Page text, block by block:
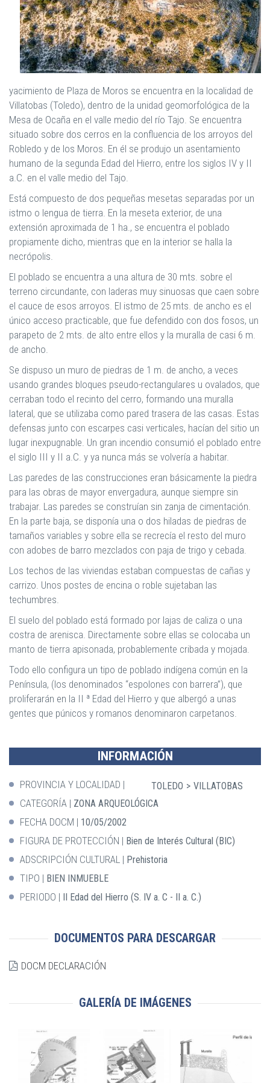
yacimiento de Plaza de Moros se encuentra en la localidad de
Villatobas (Toledo), dentro de la unidad geomorfológica de la
Mesa de Ocaña en el valle medio del río Tajo. Se encuentra
situado sobre dos cerros en la confluencia de los arroyos del
Robledo y de los Moros. En él se produjo un asentamiento
humano de la segunda Edad del Hierro, entre los siglos IV y II
a.C. en el valle medio del Tajo.
Está compuesto de dos pequeñas mesetas separadas por un
istmo o lengua de tierra. En la meseta exterior, de una
extensión aproximada de 1 ha., se encuentra el poblado
propiamente dicho, mientras que en la interior se halla la
necrópolis.
El poblado se encuentra a una altura de 30 mts. sobre el
terreno circundante, con laderas muy sinuosas que caen sobre
el cauce de esos arroyos. El istmo de 25 mts. de ancho es el
único acceso practicable, que fue defendido con dos fosos, un
parapeto de 2 mts. de alto entre ellos y la muralla de casi 6 m.
de ancho.
Se dispuso un muro de piedras de 1 m. de ancho, a veces
usando grandes bloques pseudo-rectangulares u ovalados, que
cerraban todo el recinto del cerro, formando una muralla
lateral, que se utilizaba como pared trasera de las casas. Estas
defensas junto con escarpes casi verticales, hacían del sitio un
lugar inexpugnable. Un gran incendio consumió el poblado entre
el siglo III y II a.C. y ya nunca más se volvería a habitar.
Las paredes de las construcciones eran básicamente la piedra
para las obras de mayor envergadura, aunque siempre sin
trabajar. Las paredes se construían sin zanja de cimentación.
En la parte baja, se disponía una o dos hiladas de piedras de
tamaños variables y sobre ella se recrecía el resto del muro
con adobes de barro mezclados con paja de trigo y cebada.
Los techos de las viviendas estaban compuestas de cañas y
carrizo. Unos postes de encina o roble sujetaban las
techumbres.
El suelo del poblado está formado por lajas de caliza o una
costra de arenisca. Directamente sobre ellas se colocaba un
manto de tierra apisonada, probablemente cribada y mojada.
Todo ello configura un tipo de poblado indígena común en la
Península, (los denominados “espolones con barrera”), que
proliferarán en la II ª Edad del Hierro y que albergó a unas
gentes que púnicos y romanos denominaron carpetanos.
INFORMACIÓN
PROVINCIA Y LOCALIDAD TOLEDO VILLATOBAS
CATEGORÍA ZONA ARQUEOLÓGICA
FECHA DOCM 10/05/2002
FIGURA DE PROTECCIÓN Bien de Interés Cultural (BIC)
ADSCRIPCIÓN CULTURAL Prehistoria
TIPO BIEN INMUEBLE
PERIODO II Edad del Hierro (S. IV a. C - II a. C.)
DOCUMENTOS PARA DESCARGAR
DOCM DECLARACIÓN
GALERÍA DE IMÁGENES